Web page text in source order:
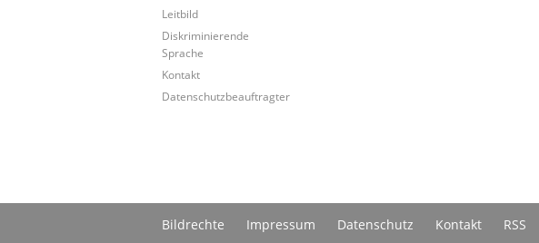
Leitbild
Diskriminierende
Sprache
Kontakt
Datenschutzbeauftragter
Bildrechte Impressum Datenschutz Kontakt RSS